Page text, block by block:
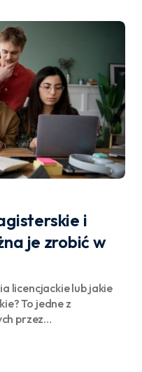
i
je zrobić w
licencjackie lub jakie
To jedne z
przez…